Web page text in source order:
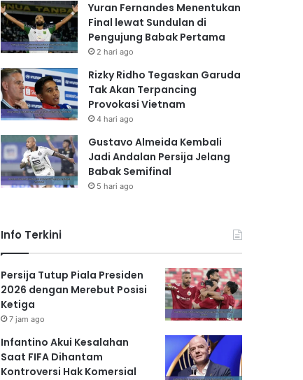
Yuran Fernandes Menentukan
Final lewat Sundulan di
Pengujung Babak Pertama
2 hari ago
Rizky Ridho Tegaskan Garuda
Tak Akan Terpancing
Provokasi Vietnam
4 hari ago
Gustavo Almeida Kembali
Jadi Andalan Persija Jelang
Babak Semifinal
5 hari ago
Info Terkini
Persija Tutup Piala Presiden
2026 dengan Merebut Posisi
Ketiga
7 jam ago
Infantino Akui Kesalahan
Saat FIFA Dihantam
Kontroversi Hak Komersial